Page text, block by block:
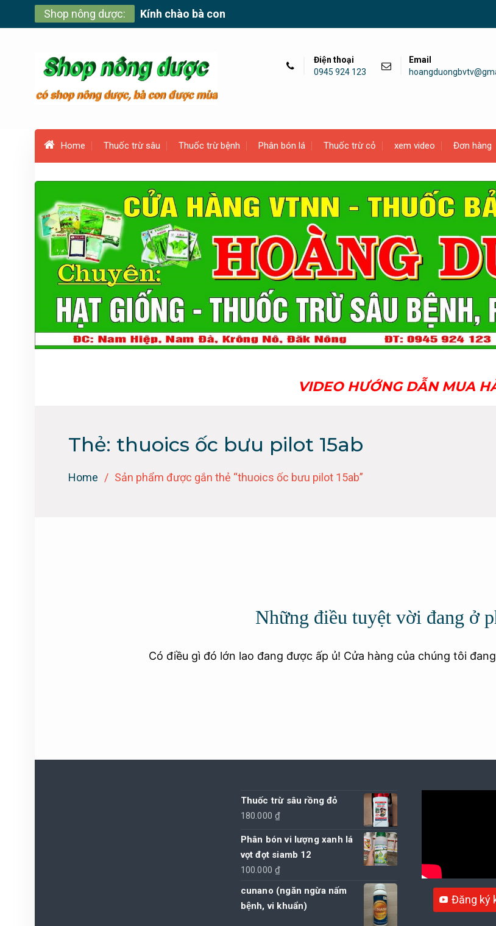
to
Shop nông dược: Kính chào bà con
Điện thoại
0945 924 123
Email
Home Thuốc trừ sâu Thuốc trừ bệnh Phân bón lá Thuốc trừ cỏ xem video Đơn hàng
VIDEO HƯỚNG DẪN MUA
Thẻ: thuoics ốc bưu pilot 15ab
Home Sản phẩm được gắn thẻ “thuoics ốc bưu pilot 15ab”
Những điều tuyệt vời đang ở
Có điều gì đó lớn lao đang được ấp ủ! Cửa hàng của chúng tôi
Thuốc trừ sâu rồng đỏ
180.000₫
Phân bón vi lượng xanh lá
vọt đọt siamb 12
100.000₫
cunano (ngăn ngừa nấm
bệnh, vi khuẩn)
Đăng ký